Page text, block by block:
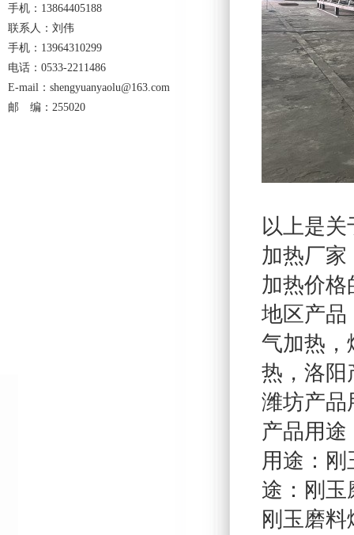
以上是
加热厂
加热价格
地区产
气加热 ，
热 ， 洛阳
潍坊产品
产品用
用途：
途：刚
刚玉磨
手机：13864405188
联系人：刘伟
手机：13964310299
电话：0533-2211486
E-mail：shengyuanyaolu@163.com
邮 编：255020